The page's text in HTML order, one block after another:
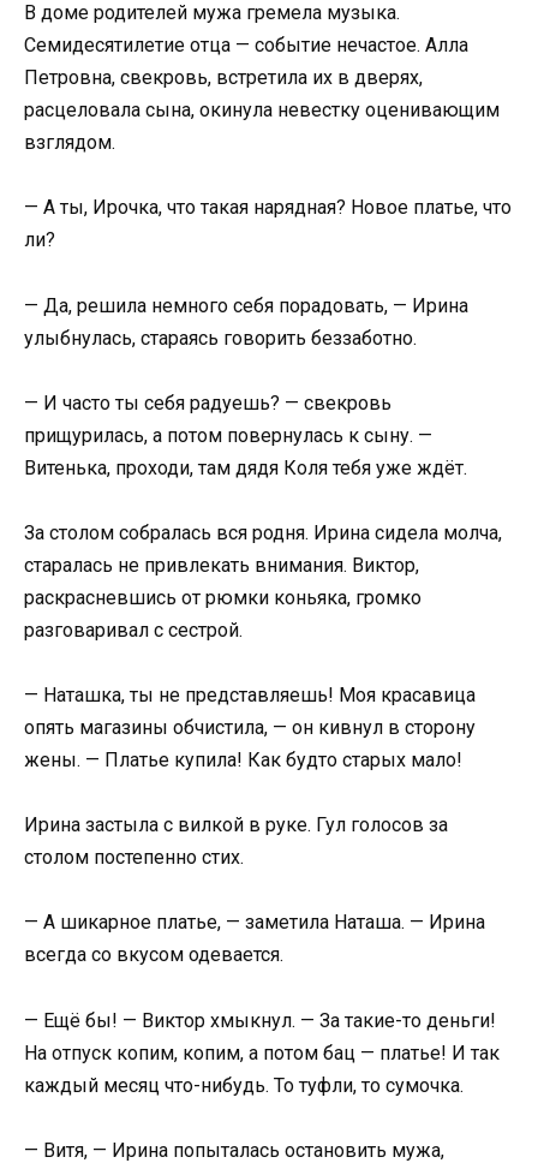
В доме родителей мужа гремела музыка.
Семидесятилетие отца — событие нечастое. Алла
Петровна, свекровь, встретила их в дверях,
расцеловала сына, окинула невестку оценивающим
взглядом.
— А ты, Ирочка, что такая нарядная? Новое платье, что
ли?
— Да, решила немного себя порадовать, — Ирина
улыбнулась, стараясь говорить беззаботно.
— И часто ты себя радуешь? — свекровь
прищурилась, а потом повернулась к сыну. —
Витенька, проходи, там дядя Коля тебя уже ждёт.
За столом собралась вся родня. Ирина сидела молча,
старалась не привлекать внимания. Виктор,
раскрасневшись от рюмки коньяка, громко
разговаривал с сестрой.
— Наташка, ты не представляешь! Моя красавица
опять магазины обчистила, — он кивнул в сторону
жены. — Платье купила! Как будто старых мало!
Ирина застыла с вилкой в руке. Гул голосов за
столом постепенно стих.
— А шикарное платье, — заметила Наташа. — Ирина
всегда со вкусом одевается.
— Ещё бы! — Виктор хмыкнул. — За такие-то деньги!
На отпуск копим, копим, а потом бац — платье! И так
каждый месяц что-нибудь. То туфли, то сумочка.
— Витя, — Ирина попыталась остановить мужа,